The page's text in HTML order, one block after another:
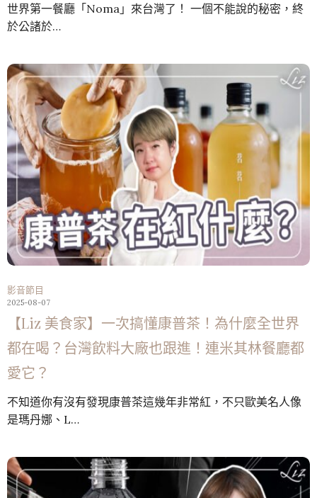
世界第一餐廳「Noma」來台灣了！ 一個不能說的秘密，終
於公諸於…
影音節目
2025-08-07
【Liz 美食家】一次搞懂康普茶！為什麼全世界
都在喝？台灣飲料大廠也跟進！連米其林餐廳都
愛它？
不知道你有沒有發現康普茶這幾年非常紅，不只歐美名人像
是瑪丹娜、L…